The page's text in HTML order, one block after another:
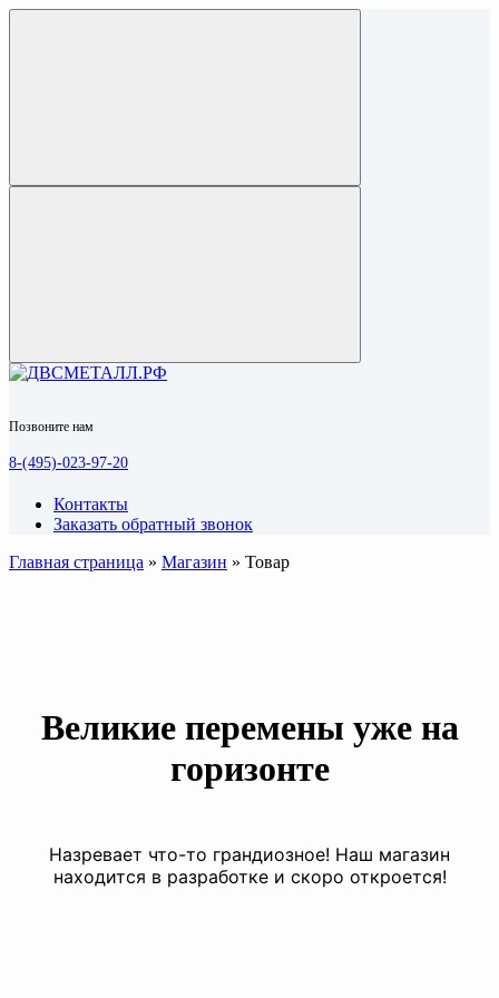
Позвоните нам
8-(495)-023-97-20
Контакты
Заказать обратный звонок
Главная страница » Магазин » Товар
Великие перемены уже на
горизонте
Назревает что-то грандиозное! Наш магазин
находится в разработке и скоро откроется!